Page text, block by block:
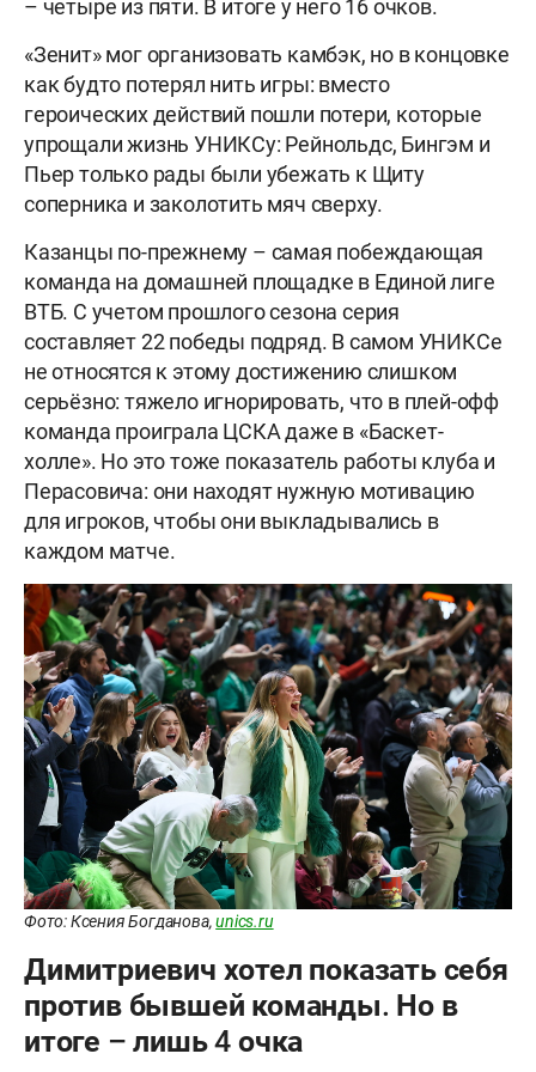
– четыре из пяти. В итоге у него 16 очков.
«Зенит» мог организовать камбэк, но в концовке
как будто потерял нить игры: вместо
героических действий пошли потери, которые
упрощали жизнь УНИКСу: Рейнольдс, Бингэм и
Пьер только рады были убежать к Щиту
соперника и заколотить мяч сверху.
Казанцы по-прежнему – самая побеждающая
команда на домашней площадке в Единой лиге
ВТБ. С учетом прошлого сезона серия
составляет 22 победы подряд. В самом УНИКСе
не относятся к этому достижению слишком
серьёзно: тяжело игнорировать, что в плей-офф
команда проиграла ЦСКА даже в «Баскет-
холле». Но это тоже показатель работы клуба и
Перасовича: они находят нужную мотивацию
для игроков, чтобы они выкладывались в
каждом матче.
Фото: Ксения Богданова,unics.ru
Димитриевич хотел показать себя
против бывшей команды. Но в
итоге – лишь 4 очка